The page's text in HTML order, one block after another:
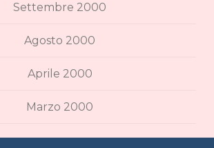
Settembre 2000
Agosto 2000
Aprile 2000
Marzo 2000